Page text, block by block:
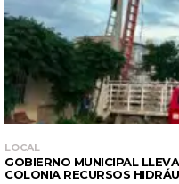
LOCAL
GOBIERNO MUNICIPAL
COLONIA RECURSOS